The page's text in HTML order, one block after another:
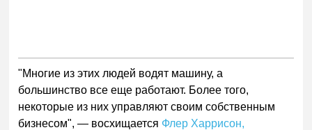
"Многие из этих людей водят машину, а
большинство все еще работают. Более того,
некоторые из них управляют своим собственным
бизнесом", — восхищается Флер Харрисон,